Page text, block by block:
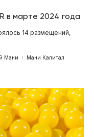
в марте 2024 года
14 размещений,
Мани Мани Капитал